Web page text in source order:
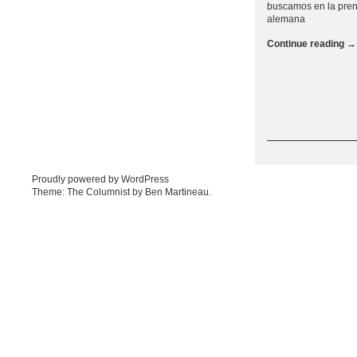
buscamos en la
alemana
Continue reading →
Proudly powered by WordPress
Theme: The Columnist by Ben Martineau.